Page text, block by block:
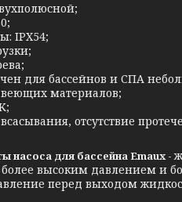
IPX54;
для бассейнов и СПА
материалов;
отсутствие
для бассейна Emaux -
высоким давлением и
перед выходом